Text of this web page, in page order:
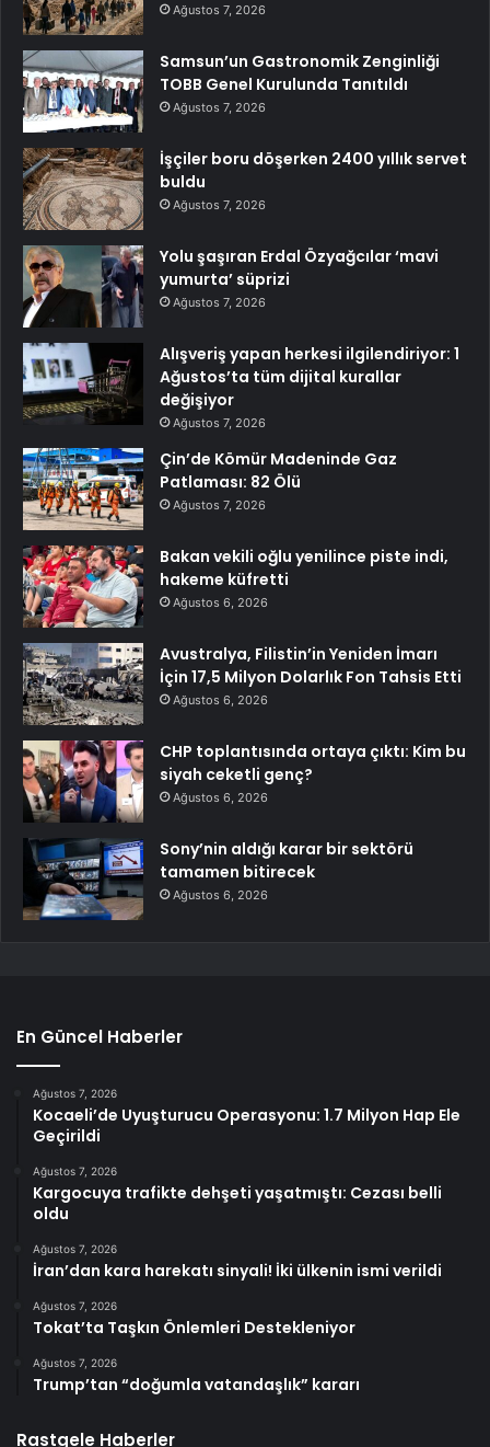
Ağustos 7, 2026
Samsun’un Gastronomik Zenginliği
TOBB Genel Kurulunda Tanıtıldı
Ağustos 7, 2026
İşçiler boru döşerken 2400 yıllık servet
buldu
Ağustos 7, 2026
Yolu şaşıran Erdal Özyağcılar ‘mavi
yumurta’ süprizi
Ağustos 7, 2026
Alışveriş yapan herkesi ilgilendiriyor: 1
Ağustos’ta tüm dijital kurallar
değişiyor
Ağustos 7, 2026
Çin’de Kömür Madeninde Gaz
Patlaması: 82 Ölü
Ağustos 7, 2026
Bakan vekili oğlu yenilince piste indi,
hakeme küfretti
Ağustos 6, 2026
Avustralya, Filistin’in Yeniden İmarı
İçin 17,5 Milyon Dolarlık Fon Tahsis Etti
Ağustos 6, 2026
CHP toplantısında ortaya çıktı: Kim bu
siyah ceketli genç?
Ağustos 6, 2026
Sony’nin aldığı karar bir sektörü
tamamen bitirecek
Ağustos 6, 2026
En Güncel Haberler
Ağustos 7, 2026
Kocaeli’de Uyuşturucu Operasyonu: 1.7 Milyon Hap Ele
Geçirildi
Ağustos 7, 2026
Kargocuya trafikte dehşeti yaşatmıştı: Cezası belli
oldu
Ağustos 7, 2026
İran’dan kara harekatı sinyali! İki ülkenin ismi verildi
Ağustos 7, 2026
Tokat’ta Taşkın Önlemleri Destekleniyor
Ağustos 7, 2026
Trump’tan “doğumla vatandaşlık” kararı
Rastgele Haberler